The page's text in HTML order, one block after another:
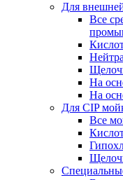
Для
Все
На
На
Для CIP
Все